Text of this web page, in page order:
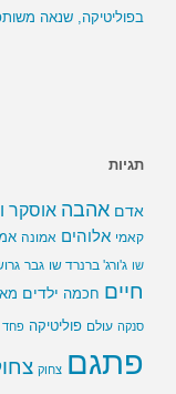
בפוליטיקה, שנאה
תגיות
אדם אהבה אוסקר
קאמי אלוהים אמונה
שו ג'ורג' ברנרד שו גבר
חיים חכמה ילדים
סנקה עולם פוליטיקה פחד
פתגם צחוק